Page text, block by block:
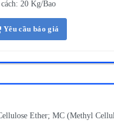
20 Kg/Bao
Yêu cầu báo giá
Ether; MC (Methyl